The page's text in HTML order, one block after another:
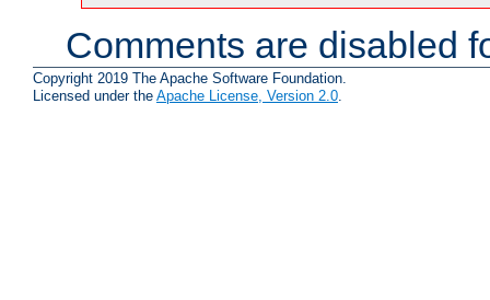
Comments are disabled
Copyright 2019 The Apache Software Foundation.
Licensed under the Apache License, Version 2.0.